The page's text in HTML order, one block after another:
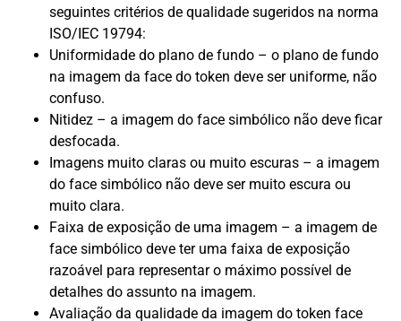
seguintes critérios de qualidade sugeridos na norma
ISO/IEC 19794:
Uniformidade do plano de fundo – o plano de fundo
na imagem da face do token deve ser uniforme, não
confuso.
Nitidez – a imagem do face simbólico não deve ficar
desfocada.
Imagens muito claras ou muito escuras – a imagem
do face simbólico não deve ser muito escura ou
muito clara.
Faixa de exposição de uma imagem – a imagem de
face simbólico deve ter uma faixa de exposição
razoável para representar o máximo possível de
detalhes do assunto na imagem.
Avaliação da qualidade da imagem do token face